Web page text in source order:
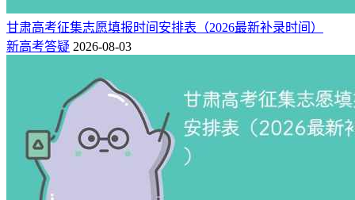
甘肃高考征集志愿填报时间安排表（2026最新补录时间）
新高考答疑 2026-08-03